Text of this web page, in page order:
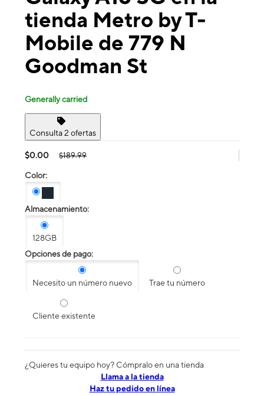
tienda Metro by T-
Mobile de 779 N
Goodman St
Generally carried
Consulta 2 ofertas
$0.00 $189.99
Color:
Almacenamiento:
128GB
Opciones de pago:
Necesito un número nuevo Trae tu número
Cliente existente
¿Quieres tu equipo hoy? Cómpralo en una tienda
​​​​​​​Llama a la tienda
Haz tu pedido en línea